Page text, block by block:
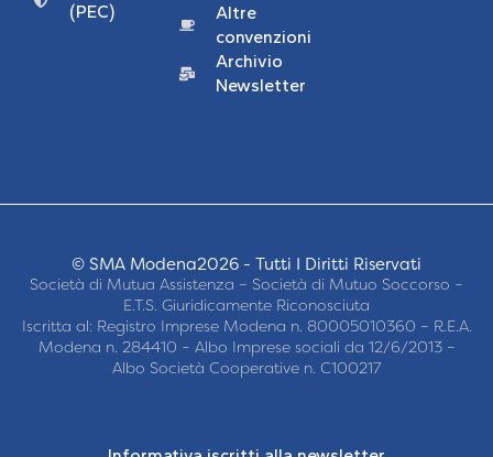
(PEC)
Altre
convenzioni
Archivio
Newsletter
© SMA Modena2026 - Tutti I Diritti Riservati
Società di Mutua Assistenza – Società di Mutuo Soccorso –
E.T.S. Giuridicamente Riconosciuta
Iscritta al: Registro Imprese Modena n. 80005010360 – R.E.A.
Modena n. 284410 – Albo Imprese sociali da 12/6/2013 –
Albo Società Cooperative n. C100217